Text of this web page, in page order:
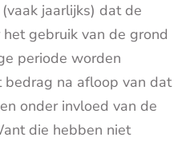
jaarlijks) dat de
gebruik van de grond
periode worden
bedrag na afloop van dat
onder invloed van de
die hebben niet